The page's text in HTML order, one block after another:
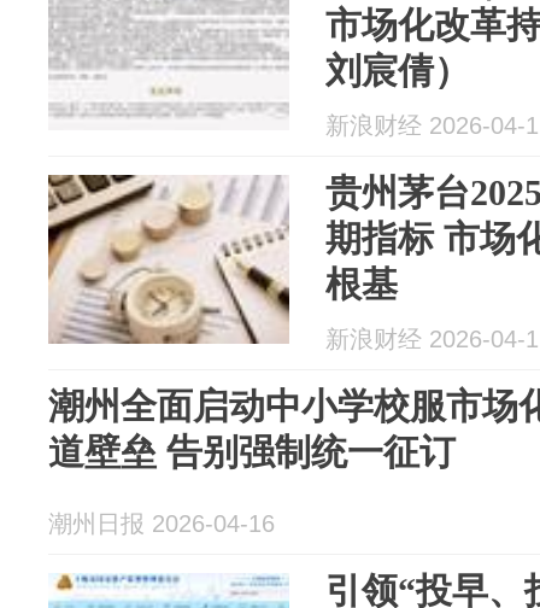
市场化改革
刘宸倩）
新浪财经 2026-04-
贵州茅台
期指标 市场
根基
新浪财经 2026-04-
潮州全面启动中小学校服市场
道壁垒 告别强制统一征订
潮州日报 2026-04-16
引领“投早、